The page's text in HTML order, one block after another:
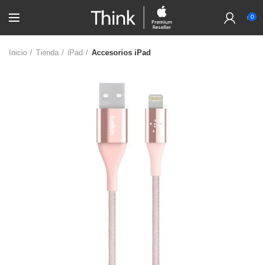
0
Inicio Tienda iPad Accesorios iPad